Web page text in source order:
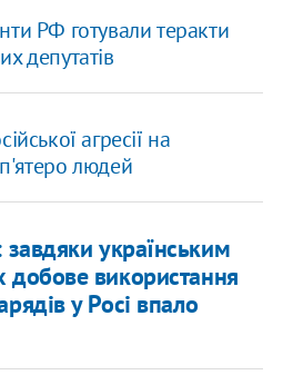
РФ готували теракти
депутатів
агресії на
людей
завдяки українським
використання
у Росі впало